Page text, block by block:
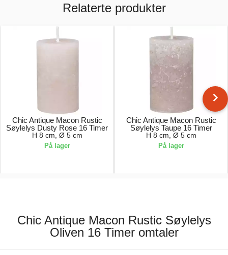
Relaterte produkter
Chic Antique Macon Rustic
Søylelys Dusty Rose 16 Timer
H 8 cm, Ø 5 cm
På lager
Chic Antique Macon Rustic
Søylelys Taupe 16 Timer
H 8 cm, Ø 5 cm
På lager
Chic Antique Macon Rustic Søylelys
Oliven 16 Timer omtaler